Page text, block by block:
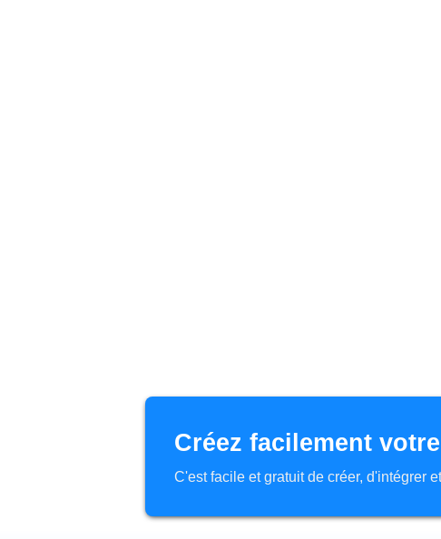
Créez facilement
C'est facile et gratuit de créer, d'intégrer